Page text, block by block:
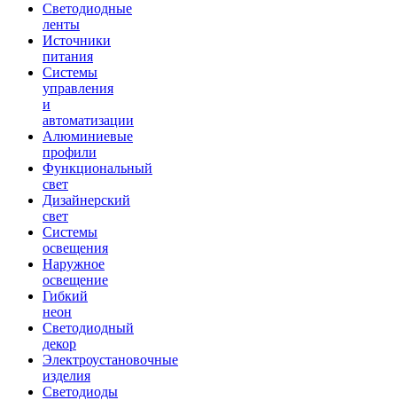
Светодиодные
ленты
Источники
питания
Системы
управления
и
автоматизации
Алюминиевые
профили
Функциональный
свет
Дизайнерский
свет
Системы
освещения
Наружное
освещение
Гибкий
неон
Светодиодный
декор
Электроустановочные
изделия
Светодиоды